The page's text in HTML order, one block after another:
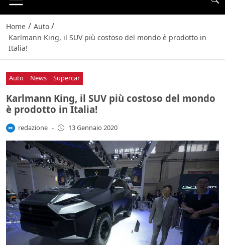
Home / Auto /
Karlmann King, il SUV più costoso del mondo è prodotto in
Italia!
Auto News Supercar
Karlmann King, il SUV più costoso del mondo
è prodotto in Italia!
redazione - 13 Gennaio 2020